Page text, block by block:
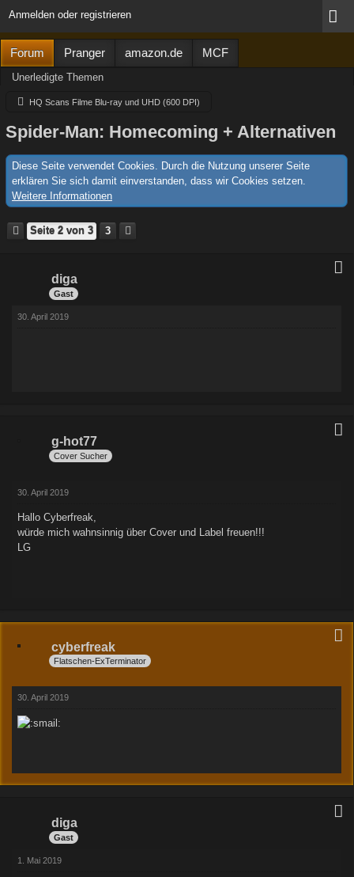
Anmelden oder registrieren
Forum Pranger amazon.de MCF
Unerledigte Themen
HQ Scans Filme Blu-ray und UHD (600 DPI)
Spider-Man: Homecoming + Alternativen
Diese Seite verwendet Cookies. Durch die Nutzung unserer Seite
erklären Sie sich damit einverstanden, dass wir Cookies setzen.
Weitere Informationen
Seite 2 von 3 3
diga
Gast
30. April 2019
g-hot77
Cover Sucher
30. April 2019
Hallo Cyberfreak,
würde mich wahnsinnig über Cover und Label freuen!!!
LG
cyberfreak
Flatschen-ExTerminator
30. April 2019
diga
Gast
1. Mai 2019